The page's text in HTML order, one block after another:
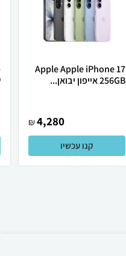
Apple Apple iPhone 17
256GB אייפון יבואן...
4,280
₪
קנו עכשיו